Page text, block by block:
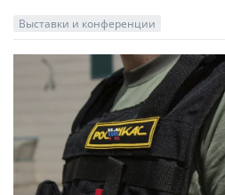
Выставки и конференции